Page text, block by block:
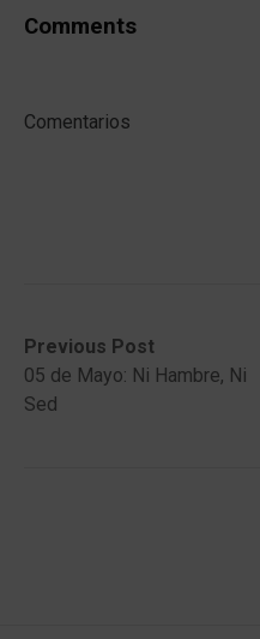
Comments
Comentarios
Post
navigation
Previous Post
Previous
post:05 de Mayo: Ni Hambre, Ni
Sed
Next
post: